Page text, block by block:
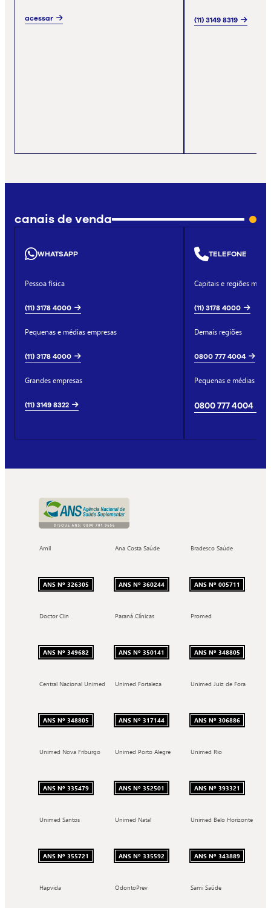
acessar (11) 3149 8319
canais de venda
WHATSAPP
Pessoa física
(11) 3178 4000
Pequenas e médias empresas
(11) 3178 4000
Grandes empresas
(11) 3149 8322
TELEFONE
Capitais e regiões
(11) 3178 4000
Demais regiões
0800 777 4004
Pequenas e médias
0800 777 4004
Amil
ANS Nº 326305
Ana Costa Saúde
ANS Nº 360244
Bradesco Saúde
ANS Nº 005711
Doctor Clin
ANS Nº 349682
Paraná Clínicas
ANS Nº 350141
Promed
ANS Nº 348805
Central Nacional Unimed
ANS Nº 348805
Unimed Fortaleza
ANS Nº 317144
Unimed Juiz de Fora
ANS Nº 306886
Unimed Nova Friburgo
ANS Nº 335479
Unimed Porto Alegre
ANS Nº 352501
Unimed Rio
ANS Nº 393321
Unimed Santos
ANS Nº 355721
Unimed Natal
ANS Nº 335592
Unimed Belo Horizonte
ANS Nº 343889
Hapvida OdontoPrev Sami Saúde